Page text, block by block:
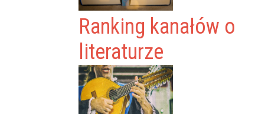
Ranking kanałów o
literaturze